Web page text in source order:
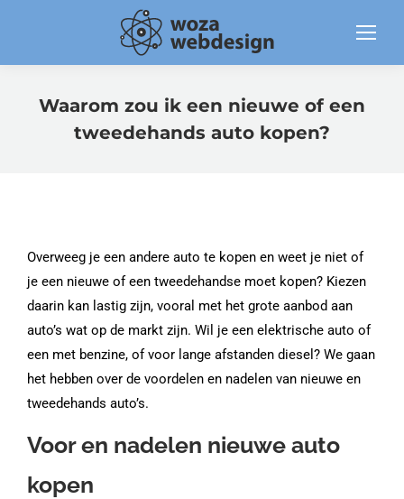
Waarom zou ik een nieuwe of een
tweedehands auto kopen?
Overweeg je een andere auto te kopen en weet je niet of
je een nieuwe of een tweedehandse moet kopen? Kiezen
daarin kan lastig zijn, vooral met het grote aanbod aan
auto’s wat op de markt zijn. Wil je een elektrische auto of
een met benzine, of voor lange afstanden diesel? We gaan
het hebben over de voordelen en nadelen van nieuwe en
tweedehands auto’s.
Voor en nadelen nieuwe auto
kopen